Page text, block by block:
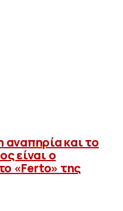
και το
είναι ο
«Ferto» της